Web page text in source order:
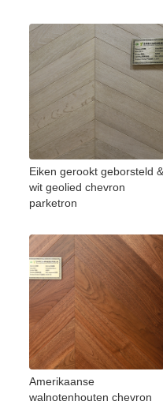
Eiken gerookt geborsteld &
wit geolied chevron
parketron
Amerikaanse
walnotenhouten chevron